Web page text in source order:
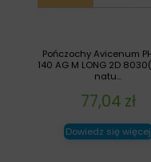
Pończochy Avicenum
140 AG M LONG 2D
natu...
77,04 zł
Dowiedz się więcej